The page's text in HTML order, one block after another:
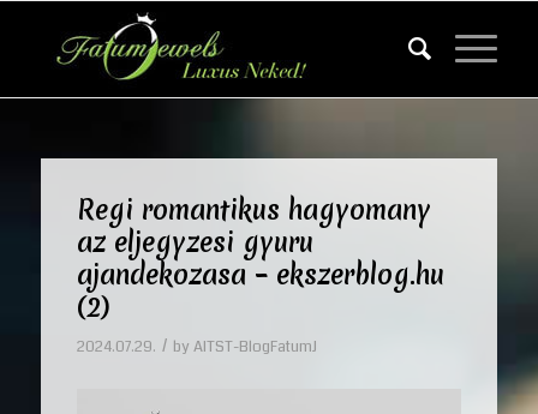
Regi romantikus hagyomany
az eljegyzesi gyuru
ajandekozasa – ekszerblog.hu
(2)
2024.07.29. / by AITST-BlogFatumJ